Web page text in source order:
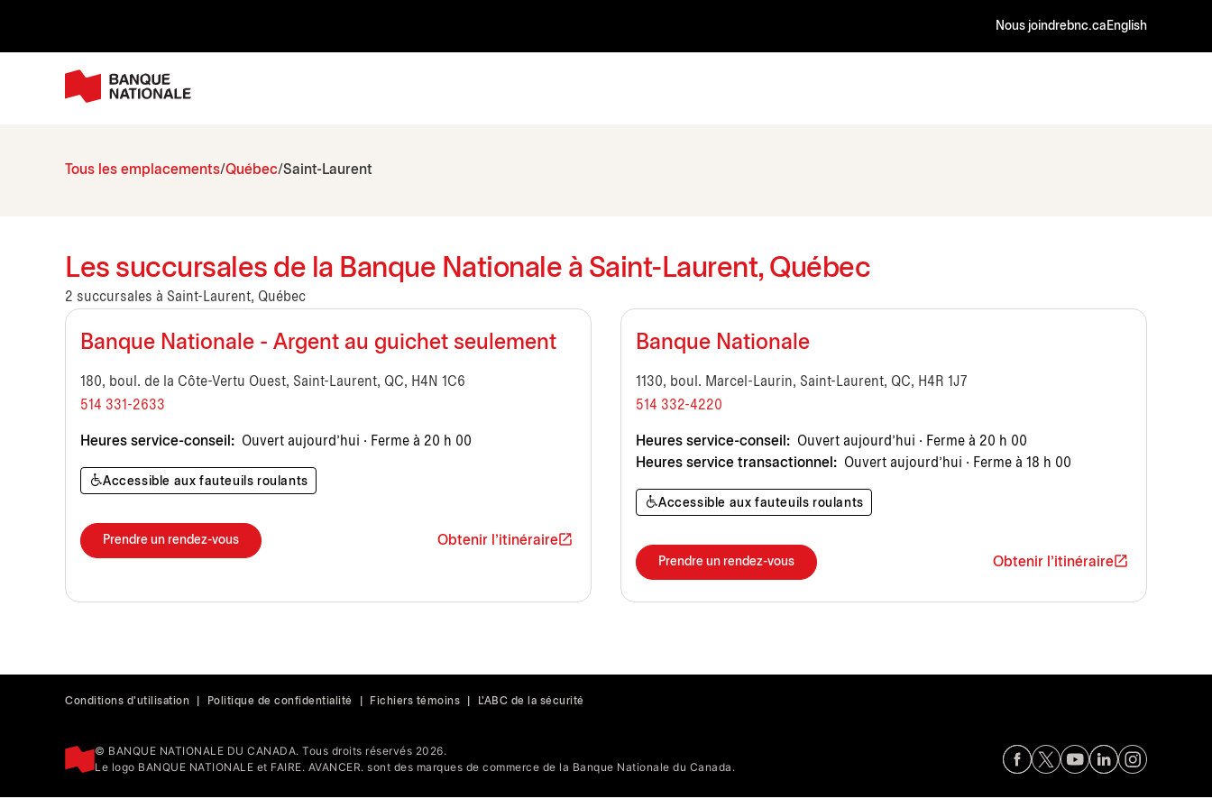
Nous joindrebnc.ca English
Tous les emplacements Québec Saint-Laurent
Les succursales de la Banque Nationale à Saint-Laurent, Québec
2 succursales à Saint-Laurent, Québec
Banque Nationale - Argent au guichet seulement
180, boul. de la Côte-Vertu Ouest, Saint-Laurent, QC, H4N 1C6
514 331-2633
Heures service-conseil: Ouvert aujourd’hui · Ferme à 20 h 00
Accessible aux fauteuils roulants
Prendre un rendez-vous Obtenir l'itinéraire
Banque Nationale
1130, boul. Marcel-Laurin, Saint-Laurent, QC, H4R 1J7
514 332-4220
Heures service-conseil: Ouvert aujourd’hui · Ferme à 20 h 00
Heures service transactionnel: Ouvert aujourd’hui · Ferme à 18 h 00
Accessible aux fauteuils roulants
Prendre un rendez-vous Obtenir l'itinéraire
Conditions d'utilisation Politique de confidentialité Fichiers témoins L'ABC de la sécurité
© BANQUE NATIONALE DU CANADA. Tous droits réservés 2026.
Le logo BANQUE NATIONALE et FAIRE. AVANCER. sont des marques de commerce de la Banque Nationale du Canada.